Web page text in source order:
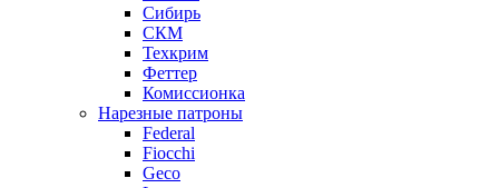
Сибирь
СКМ
Техкрим
Феттер
Комиссионка
Нарезные патроны
Federal
Fiocchi
Geco